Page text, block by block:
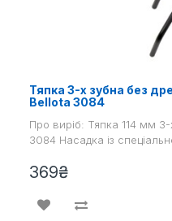
Тяпка 3-х зубна без
Bellota 3084
Про виріб: Тяпка 114 мм
3084 Насадка із
369₴